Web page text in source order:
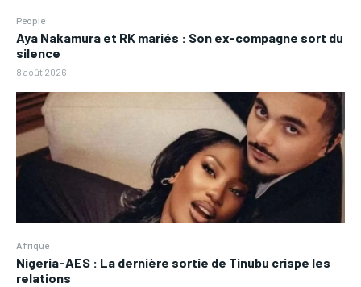
People
Aya Nakamura et RK mariés : Son ex-compagne sort du
silence
8 août 2026
Afrique
Nigeria-AES : La dernière sortie de Tinubu crispe les
relations